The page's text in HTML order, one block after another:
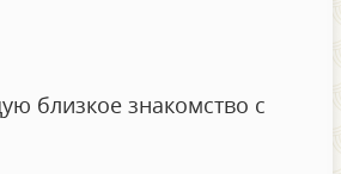
близкое знакомство с